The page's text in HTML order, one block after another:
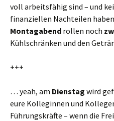
voll arbeitsfähig sind – und
finanziellen Nachteilen
Montagabend rollen noch
Kühlschränken und den
+++
… yeah, am Dienstag wird
eure Kolleginnen und
Führungskräfte – wenn die